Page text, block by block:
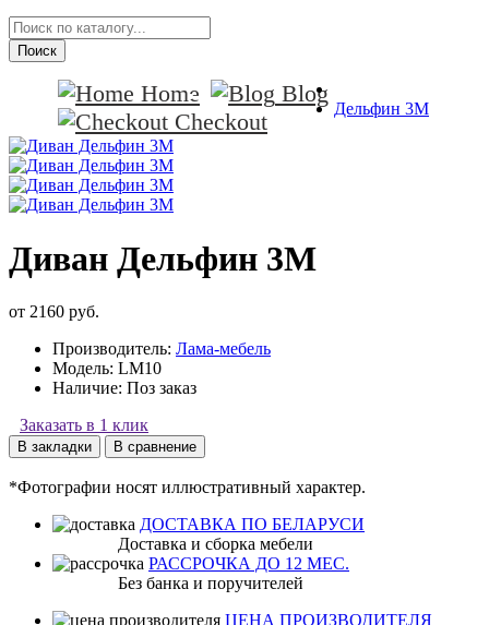
Поиск
Home
Blog
Checkout
Дельфин 3М
Диван Дельфин 3М
от 2160 руб.
Производитель: Лама-мебель
Модель: LM10
Наличие: Поз заказ
Заказать в 1 клик
В закладки В сравнение
*Фотографии носят иллюстративный характер.
ДОСТАВКА ПО БЕЛАРУСИ
Доставка и сборка мебели
РАССРОЧКА ДО 12 МЕС.
Без банка и поручителей
ЦЕНА ПРОИЗВОДИТЕЛЯ